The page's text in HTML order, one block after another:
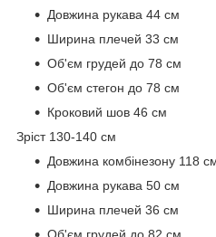
Довжина рукава 44 см
Ширина плечей 33 см
Об'єм грудей до 78 см
Об'єм стегон до 78 см
Кроковий шов 46 см
Зріст 130-140 см
Довжина комбінезону 118
Довжина рукава 50 см
Ширина плечей 36 см
Об'єм грудей до 82 см